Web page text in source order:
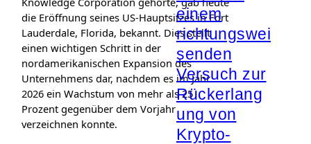
die Eröffnung seines US-Hauptsitzes in Fort
Lauderdale, Florida, bekannt. Dies stellt
einen wichtigen Schritt in der
nordamerikanischen Expansion des
Unternehmens dar, nachdem es im Jahr
2026 ein Wachstum von mehr als 25
Prozent gegenüber dem Vorjahr
verzeichnen konnte.
einem
richtungswei
senden
Versuch zur
Rückerlang
ung von
Krypto-